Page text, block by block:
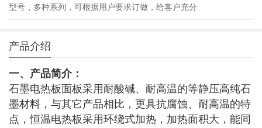
型号，多种系列，可根据用户要求订做，给客户充分
产品介绍
一、 产品简介：
石墨电热板面板采用耐酸碱、耐高温的等静压高纯石
墨材料，与其它产品相比，更具抗腐蚀、耐高温的特
点，恒温电热板采用环绕式加热，加热面积大，能同